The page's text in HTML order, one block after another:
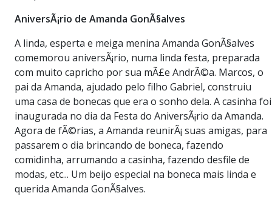
AniversÃ¡rio de Amanda GonÃ§alves
A linda, esperta e meiga menina Amanda GonÃ§alves
comemorou aniversÃ¡rio, numa linda festa, preparada
com muito capricho por sua mÃ£e AndrÃ©a. Marcos, o
pai da Amanda, ajudado pelo filho Gabriel, construiu
uma casa de bonecas que era o sonho dela. A casinha foi
inaugurada no dia da Festa do AniversÃ¡rio da Amanda.
Agora de fÃ©rias, a Amanda reunirÃ¡ suas amigas, para
passarem o dia brincando de boneca, fazendo
comidinha, arrumando a casinha, fazendo desfile de
modas, etc... Um beijo especial na boneca mais linda e
querida Amanda GonÃ§alves.